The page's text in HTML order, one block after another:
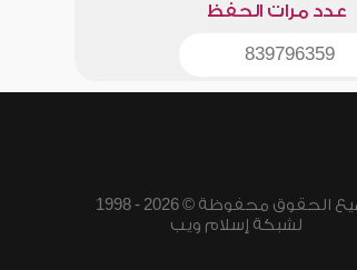
عدد مرات الحفظ
839796359
جميع الحقوق محفوظة © 2026 - 1998
لشبكة إسلام ويب